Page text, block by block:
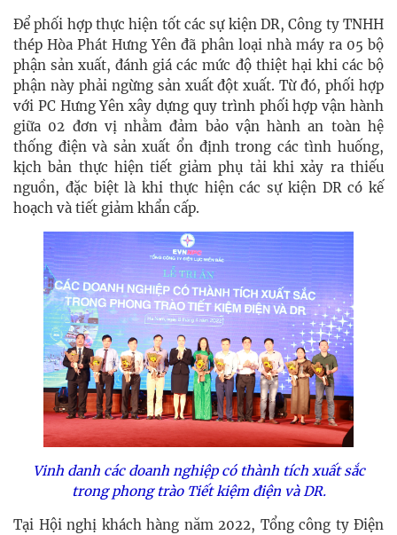
Để phối hợp thực hiện tốt các sự kiện DR,Công ty TNHH
thép Hòa Phát Hưng Yên đã phân loại nhà máy ra 05 bộ
phận sản xuất, đánh giá các mức độ thiệt hại khi các bộ
phận này phải ngừng sản xuất đột xuất. Từ đó, phối hợp
với PC Hưng Yên xây dựng quy trình phối hợp vận hành
giữa 02 đơn vị nhằm đảm bảo vận hành an toàn hệ
thống điện và sản xuất ổn định trong các tình huống,
kịch bản thực hiện tiết giảm phụ tải khi xảy ra thiếu
nguồn, đặc biệt là khi thực hiện các sự kiện DR có kế
hoạch và tiết giảm khẩn cấp.
Vinh danh các doanh nghiệp có thành tích xuất sắc
trong phong trào Tiết kiệm điện và DR.
Tại Hội nghị khách hàng năm 2022, Tổng công ty Điện